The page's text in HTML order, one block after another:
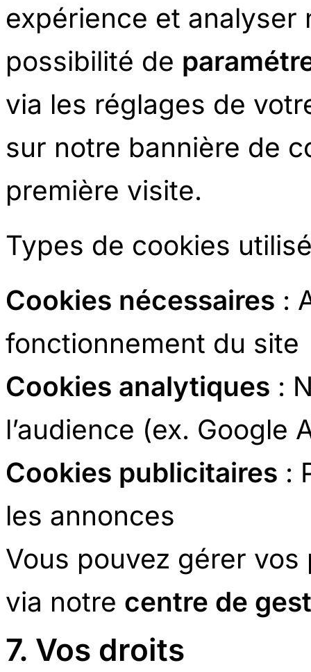
expérience et analyser
possibilité de
via les réglages de
sur notre bannière de
première visite.
Types de cookies
Cookies nécessaires :
fonctionnement du site
Cookies analytiques :
l’audience (ex. Google
Cookies publicitaires :
les annonces
Vous pouvez gérer
via notre centre de
7. Vos droits